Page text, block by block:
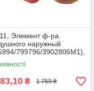
Элемент ф-ра
наружный
799796/3902806M1),
₴ 1 759 ₴